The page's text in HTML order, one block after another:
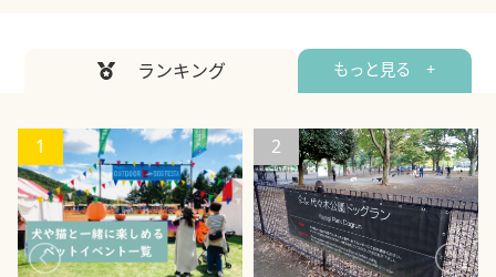
ランキング もっと見る +
1 2